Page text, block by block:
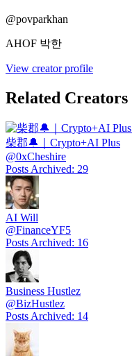
@povparkhan
AHOF 박한
View creator profile
Related Creators
柴郡🔔｜Crypto+AI Plus
@0xCheshire
Posts Archived: 29
AI Will
@FinanceYF5
Posts Archived: 16
Business Hustlez
@BizHustlez
Posts Archived: 14